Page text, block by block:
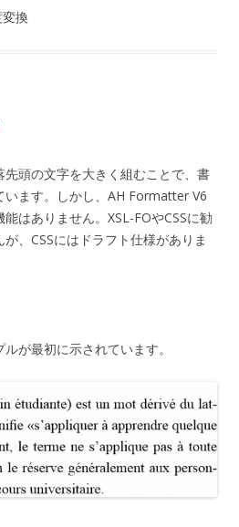
換
先頭の文字を大きく組むことで、書
います。しかし、AH Formatter V6
はありません。XSL-FOやCSSに勧
、CSSにはドラフト仕様がありま
が最初に示されています。